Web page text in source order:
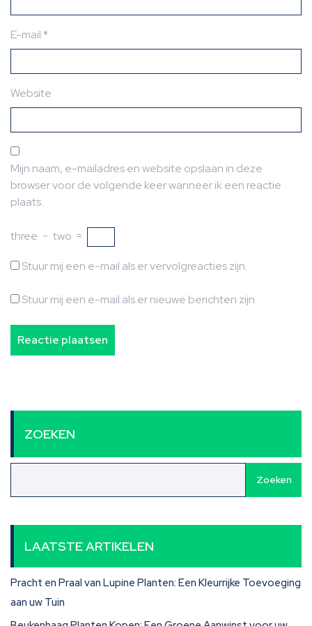
E-mail*
Website
Mijn naam, e-mailadres en website opslaan in deze
browser voor de volgende keer wanneer ik een reactie
plaats.
three − two =
Stuur mij een e-mail als er vervolgreacties zijn.
Stuur mij een e-mail als er nieuwe berichten zijn.
ZOEKEN
Zoeken
LAATSTE ARTIKELEN
Pracht en Praal van Lupine Planten: Een Kleurrijke Toevoeging
aan uw Tuin